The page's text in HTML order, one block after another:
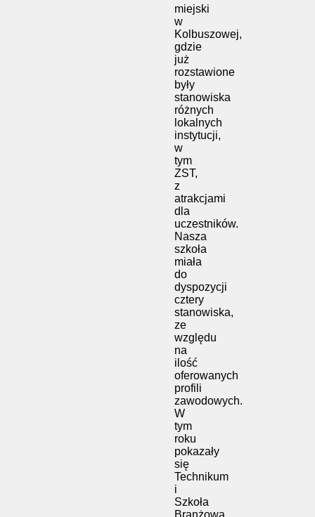
miejski
w
Kolbuszowej,
gdzie
już
rozstawione
były
stanowiska
różnych
lokalnych
instytucji,
w
tym
ZST,
z
atrakcjami
dla
uczestników.
Nasza
szkoła
miała
do
dyspozycji
cztery
stanowiska,
ze
względu
na
ilość
oferowanych
profili
zawodowych.
W
tym
roku
pokazały
się
Technikum
i
Szkoła
Branżowa